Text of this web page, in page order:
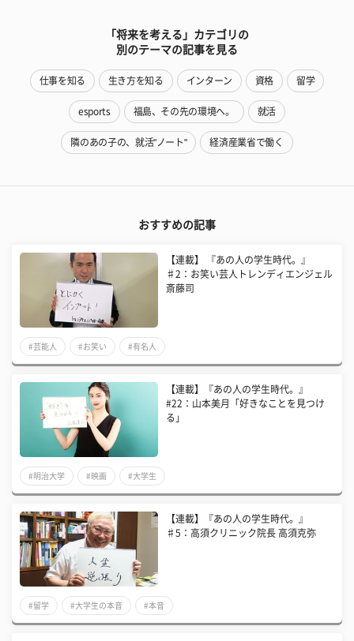
「将来を考える」カテゴリの
別のテーマの記事を見る
仕事を知る 生き方を知る インターン 資格 留学
esports 福島、その先の環境へ。 就活
隣のあの子の、就活"ノート" 経済産業省で働く
おすすめの記事
【連載】 『あの人の学生時代。』
♯2：お笑い芸人トレンディエンジェル
斎藤司
#芸能人 #お笑い #有名人
【連載】『あの人の学生時代。』
#22：山本美月「好きなことを見つけ
る」
#明治大学 #映画 #大学生
【連載】『あの人の学生時代。』
♯5：高須クリニック院長 高須克弥
#留学 #大学生の本音 #本音